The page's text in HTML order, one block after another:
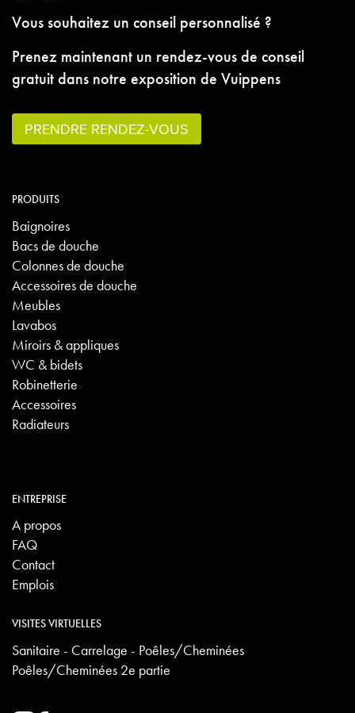
Vous souhaitez un conseil personnalisé ?
Prenez maintenant un rendez-vous de conseil
gratuit dans notre exposition de Vuippens
PRENDRE RENDEZ-VOUS
PRODUITS
Baignoires
Bacs de douche
Colonnes de douche
Accessoires de douche
Meubles
Lavabos
Miroirs & appliques
WC & bidets
Robinetterie
Accessoires
Radiateurs
ENTREPRISE
A propos
FAQ
Contact
Emplois
VISITES VIRTUELLES
Sanitaire - Carrelage - Poêles/Cheminées
Poêles/Cheminées 2e partie